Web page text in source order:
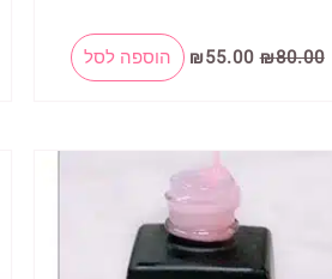
₪80.00
המחיר
המקורי
₪55.00
המחיר
הנוכחי
הוספה לסל